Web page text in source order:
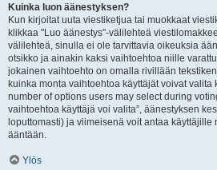
Kuinka luon äänestyksen?
Kun kirjoitat uuta viestiketjua tai muokkaat
klikkaa "Luo äänestys"-välilehteä
välilehteä, sinulla ei ole tarvittavia oikeuksia
otsikko ja ainakin kaksi vaihtoehtoa niille
jokainen vaihtoehto on omalla rivillään
kuinka monta vaihtoehtoa käyttäjät voivat valita
number of options users may select during
vaihtoehtoa käyttäjä voi valita”, äänestyksen
loputtomasti) ja viimeisenä voit antaa käyttäjille
ääntään.
Ylös